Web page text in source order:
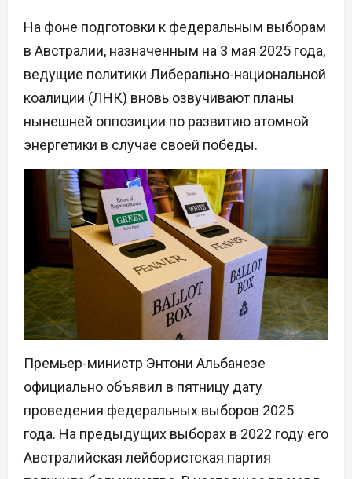
На фоне подготовки к федеральным выборам
в Австралии, назначенным на 3 мая 2025 года,
ведущие политики Либерально-национальной
коалиции (ЛНК) вновь озвучивают планы
нынешней оппозиции по развитию атомной
энергетики в случае своей победы.
Премьер-министр Энтони Альбанезе
официально объявил в пятницу дату
проведения федеральных выборов 2025
года. На предыдущих выборах в 2022 году его
Австралийская лейбористская партия